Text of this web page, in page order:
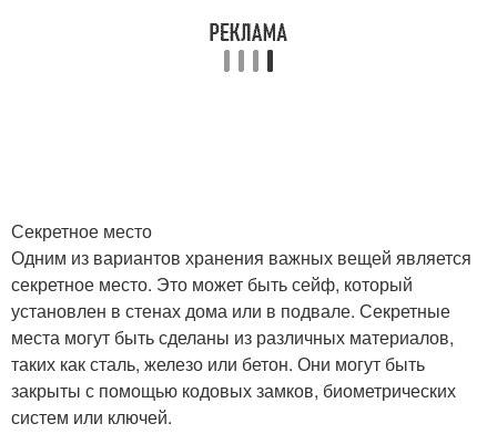
Секретное место
Одним из вариантов хранения важных вещей является
секретное место. Это может быть сейф, который
установлен в стенах дома или в подвале. Секретные
места могут быть сделаны из различных материалов,
таких как сталь, железо или бетон. Они могут быть
закрыты с помощью кодовых замков, биометрических
систем или ключей.